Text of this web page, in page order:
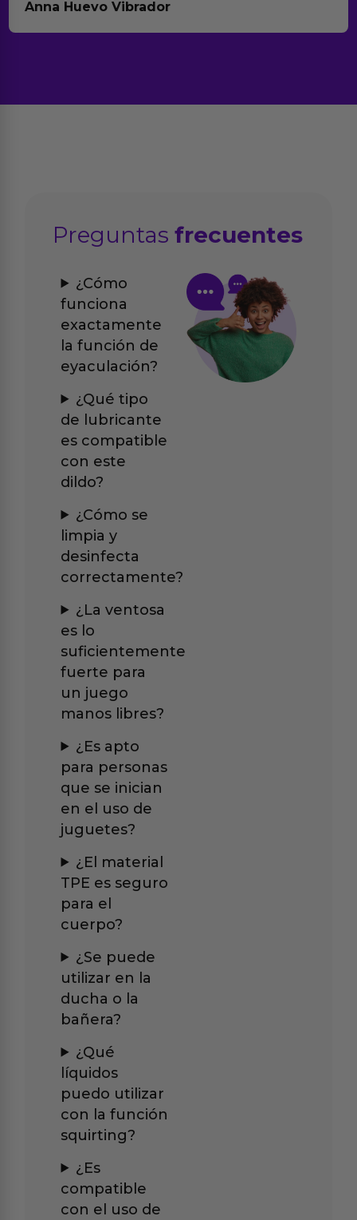
Anna Huevo Vibrador
Preguntasfrecuentes
¿Cómo
funciona
exactamente
la función de
eyaculación?
¿Qué tipo
de lubricante
es compatible
con este
dildo?
¿Cómo se
limpia y
desinfecta
correctamente?
¿La ventosa
es lo
suficientemente
fuerte para
un juego
manos libres?
¿Es apto
para personas
que se inician
en el uso de
juguetes?
¿El material
TPE es seguro
para el
cuerpo?
¿Se puede
utilizar en la
ducha o la
bañera?
¿Qué
líquidos
puedo utilizar
con la función
squirting?
¿Es
compatible
con el uso de